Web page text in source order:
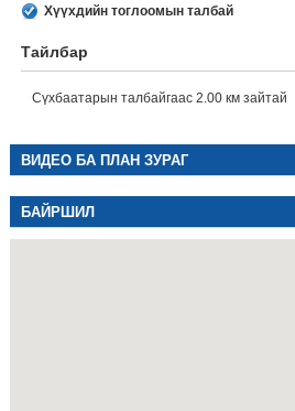
Хүүхдийн тоглоомын талбай
Тайлбар
Сүхбаатарын талбайгаас 2.00 км зайтай
ВИДЕО БА ПЛАН ЗУРАГ
БАЙРШИЛ